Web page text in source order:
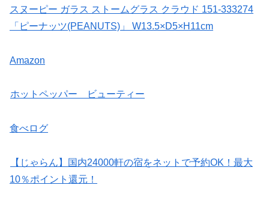
スヌーピー ガラス ストームグラス クラウド 151-333274
「ピーナッツ(PEANUTS)」 W13.5×D5×H11cm
Amazon
ホットペッパー ビューティー
食べログ
【じゃらん】国内24000軒の宿をネットで予約OK！最大
10％ポイント還元！